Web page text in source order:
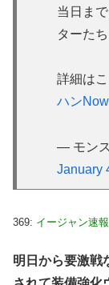
当日ま
ターた
詳細は
ハンNow
— モン
January
369: イージャン速報
明日から要激戦